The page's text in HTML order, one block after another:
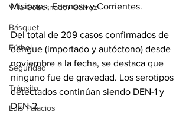
Villa Gobernador Gálvez
Básquet
Fútbol
Seguridad
Tránsito
Luis Palacios
Misiones, Formosa y Corrientes.
Del total de 209 casos confirmados de
dengue (importado y autóctono) desde
noviembre a la fecha, se destaca que
ninguno fue de gravedad. Los serotipos
detectados continúan siendo DEN-1 y
DEN-2.